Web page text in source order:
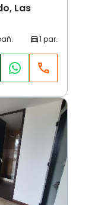
Las